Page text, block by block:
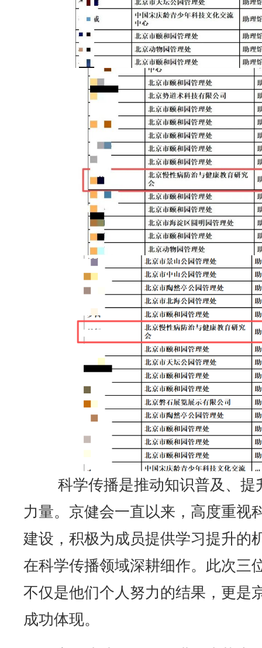
科学传播是推动知识普及、
力量。京健会一直以来，高度重视
建设，积极为成员提供学习提升的
在科学传播领域深耕细作。此次三
不仅是他们个人努力的结果，更是
成功体现。